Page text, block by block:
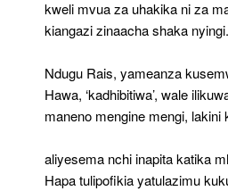
kweli mvua za uhakika ni za
kiangazi zinaacha shaka nyingi.
Ndugu Rais, yameanza
Hawa, ‘kadhibitiwa’, wale
maneno mengine mengi, lakini
aliyesema nchi inapita katika
Hapa tulipofikia yatulazimu